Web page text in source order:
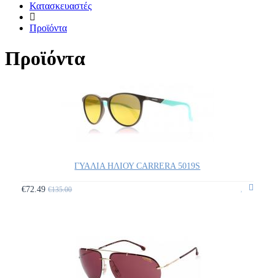
Κατασκευαστές
Προϊόντα
Προϊόντα
ΓΥΑΛΙΑ ΗΛΙΟΥ CARRERA 5019S
€72.49€135.00